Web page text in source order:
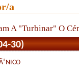
a
A "Turbinar" O
30)